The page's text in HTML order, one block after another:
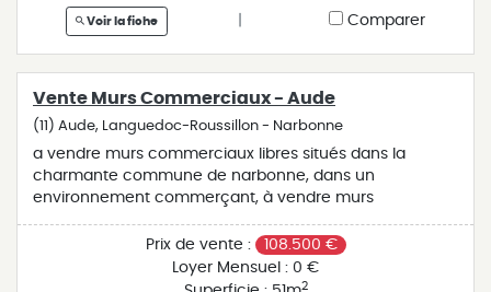
108.500€ fai <br />les informations sur les risques
auxquels ce bien est exposé sont disponibles sur le site
géorisques : www.georisques.gouv.fr
Voir la fiche Comparer
Vente Murs Commerciaux - Aude
(11) Aude, Languedoc-Roussillon - Narbonne
a vendre murs commerciaux libres situés dans la
charmante commune de narbonne, dans un
environnement commerçant, à vendre murs
superficie de 52 m² environ avec wc et d’une cave de
23m². le local proche du centre-ville est bien entretenu
avec un joli mur en pierres apparentes. bien idéal
Prix de vente :
108.500 €
Loyer Mensuel : 0 €
2